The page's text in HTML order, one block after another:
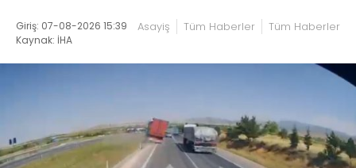
Giriş: 07-08-2026 15:39
Kaynak: İHA
Asayiş Tüm Haberler Tüm Haberler